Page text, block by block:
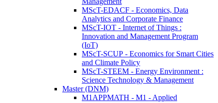
MScT-EDACF - Economics, Data
Analytics and Corporate Finance
MScT-IOT - Internet of Things :
Innovation and Management Program
(IoT)
MScT-SCUP - Economics for Smart Cities
and Climate Policy
MScT-STEEM - Energy Environment :
Science Technology & Management
Master (DNM)
M1APPMATH - M1 - Applied